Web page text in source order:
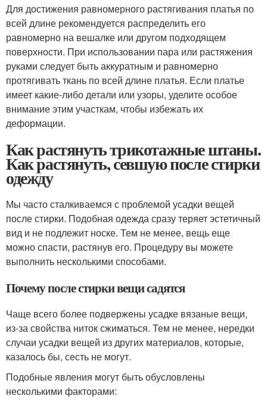
Для достижения равномерного растягивания платья по
всей длине рекомендуется распределить его
равномерно на вешалке или другом подходящем
поверхности. При использовании пара или растяжения
руками следует быть аккуратным и равномерно
протягивать ткань по всей длине платья. Если платье
имеет какие-либо детали или узоры, уделите особое
внимание этим участкам, чтобы избежать их
деформации.
Как растянуть трикотажные штаны.
Как растянуть, севшую после стирки
одежду
Мы часто сталкиваемся с проблемой усадки вещей
после стирки. Подобная одежда сразу теряет эстетичный
вид и не подлежит носке. Тем не менее, вещь еще
можно спасти, растянув его. Процедуру вы можете
выполнить несколькими способами.
Почему после стирки вещи садятся
Чаще всего более подвержены усадке вязаные вещи,
из-за свойства ниток сжиматься. Тем не менее, нередки
случаи усадки вещей из других материалов, которые,
казалось бы, сесть не могут.
Подобные явления могут быть обусловлены
несколькими факторами: